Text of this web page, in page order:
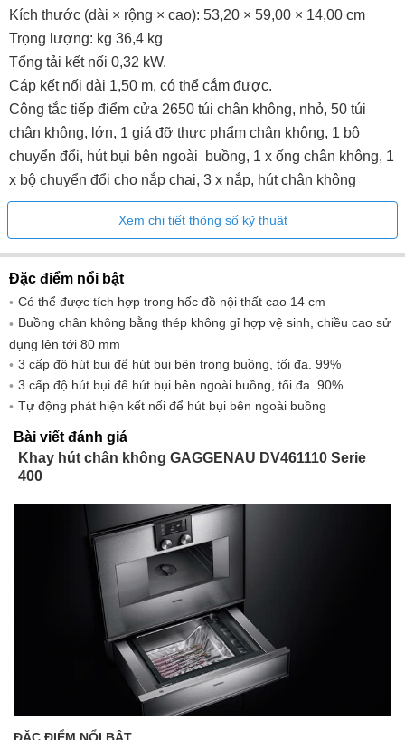
Kích thước (dài × rộng × cao): 53,20 × 59,00 × 14,00 cm
Trọng lượng: kg 36,4 kg
Tổng tải kết nối 0,32 kW.
Cáp kết nối dài 1,50 m, có thể cắm được.
Công tắc tiếp điểm cửa 2650 túi chân không, nhỏ, 50 túi
chân không, lớn, 1 giá đỡ thực phẩm chân không, 1 bộ
chuyển đổi, hút bụi bên ngoài buồng, 1 x ống chân không, 1
x bộ chuyển đổi cho nắp chai, 3 x nắp, hút chân không
Xem chi tiết thông số kỹ thuật
Đặc điểm nổi bật
Có thể được tích hợp trong hốc đồ nội thất cao 14 cm
Buồng chân không bằng thép không gỉ hợp vệ sinh, chiều cao sử
dụng lên tới 80 mm
3 cấp độ hút bụi để hút bụi bên trong buồng, tối đa. 99%
3 cấp độ hút bụi để hút bụi bên ngoài buồng, tối đa. 90%
Tự động phát hiện kết nối để hút bụi bên ngoài buồng
Bài viết đánh giá
Khay hút chân không GAGGENAU DV461110 Serie
400